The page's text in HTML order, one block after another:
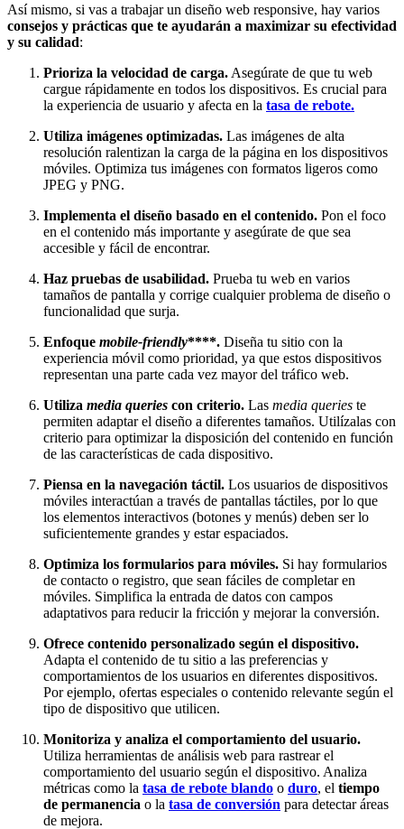
Así mismo, si vas a trabajar un diseño web responsive, hay varios
consejos y prácticas que te ayudarán a maximizar su efectividad
y su calidad:
Prioriza la velocidad de carga. Asegúrate de que tu web
cargue rápidamente en todos los dispositivos. Es crucial para
la experiencia de usuario y afecta en la tasa de rebote.
Utiliza imágenes optimizadas. Las imágenes de alta
resolución ralentizan la carga de la página en los dispositivos
móviles. Optimiza tus imágenes con formatos ligeros como
JPEG y PNG.
Implementa el diseño basado en el contenido. Pon el foco
en el contenido más importante y asegúrate de que sea
accesible y fácil de encontrar.
Haz pruebas de usabilidad. Prueba tu web en varios
tamaños de pantalla y corrige cualquier problema de diseño o
funcionalidad que surja.
Enfoque mobile-friendly****. Diseña tu sitio con la
experiencia móvil como prioridad, ya que estos dispositivos
representan una parte cada vez mayor del tráfico web.
Utiliza media queries con criterio. Las media queries te
permiten adaptar el diseño a diferentes tamaños. Utilízalas con
criterio para optimizar la disposición del contenido en función
de las características de cada dispositivo.
Piensa en la navegación táctil. Los usuarios de dispositivos
móviles interactúan a través de pantallas táctiles, por lo que
los elementos interactivos (botones y menús) deben ser lo
suficientemente grandes y estar espaciados.
Optimiza los formularios para móviles. Si hay formularios
de contacto o registro, que sean fáciles de completar en
móviles. Simplifica la entrada de datos con campos
adaptativos para reducir la fricción y mejorar la conversión.
Ofrece contenido personalizado según el dispositivo.
Adapta el contenido de tu sitio a las preferencias y
comportamientos de los usuarios en diferentes dispositivos.
Por ejemplo, ofertas especiales o contenido relevante según el
tipo de dispositivo que utilicen.
Monitoriza y analiza el comportamiento del usuario.
Utiliza herramientas de análisis web para rastrear el
comportamiento del usuario según el dispositivo. Analiza
métricas como la tasa de rebote blando o duro, el tiempo
de permanencia o la tasa de conversión para detectar áreas
de mejora.